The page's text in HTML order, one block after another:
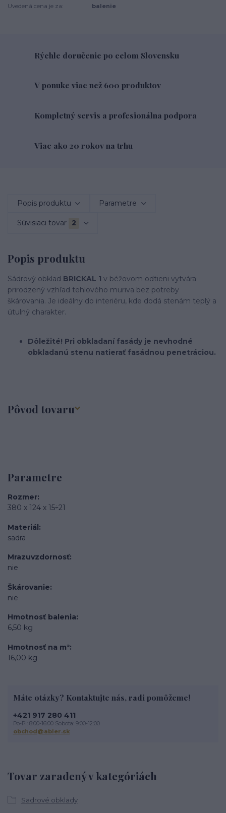
Uvedená cena je za:
balenie
Rýchle doručenie po celom Slovensku
V ponuke viac než 600 produktov
Kompletný servis a profesionálna podpora
Viac ako 20 rokov na trhu
Popis produktu Parametre
Súvisiaci tovar 2
Popis produktu
Sádrový obklad BRICKAL 1 v béžovom odtieni vytvára
prirodzený vzhľad tehlového muriva bez potreby
škárovania. Je ideálny do interiéru, kde dodá stenám teplý a
útulný charakter.
Dôležité! Pri obkladaní fasády je nevhodné
obkladanú stenu natierať fasádnou penetráciou.
Pôvod tovaru
Parametre
Rozmer
380 x 124 x 15÷21
Materiál
sadra
Mrazuvzdornosť
nie
Škárovanie
nie
Hmotnosť balenia
6,50 kg
Hmotnosť na m²
16,00 kg
Tovar zaradený v kategóriách
Sadrové obklady
Máte otázky? Kontaktujte nás, radi pomôžeme!
+421 917 280 411
Po-Pi: 8:00-16:00 Sobota: 9:00-12:00
obchod@abler.sk